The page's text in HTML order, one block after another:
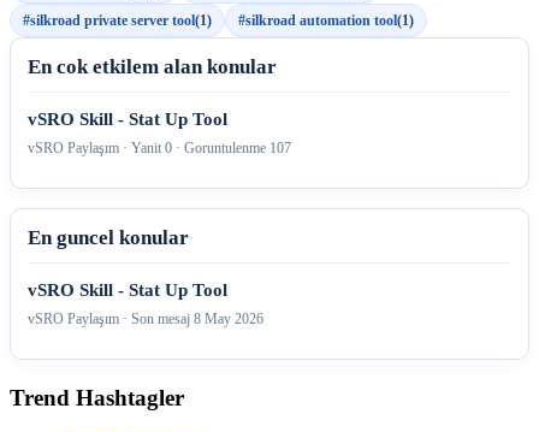
#silkroad private server tool(1) #silkroad automation tool(1)
En cok etkilem alan konular
vSRO Skill - Stat Up Tool
vSRO Paylaşım · Yanit 0 · Goruntulenme 107
En guncel konular
vSRO Skill - Stat Up Tool
vSRO Paylaşım · Son mesaj 8 May 2026
Trend Hashtagler